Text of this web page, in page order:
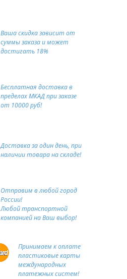
Ваша скидка зависит от
суммы заказа и может
достигать 18%
Бесплатная доставка в
пределах МКАД при заказе
от 10000 руб!
Доставка за один день, при
наличии товара на складе!
Отправим в любой город
России!
Любой транспортной
компанией на Ваш выбор!
Принимаем к оплате
пластиковые карты
международных
платежных систем!